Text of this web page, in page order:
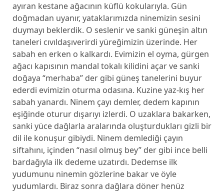
ayıran kestane ağacının küflü kokularıyla. Gün
doğmadan uyanır, yataklarımızda ninemizin sesini
duymayı beklerdik. O seslenir ve sanki güneşin altın
taneleri cıvıldaşıverirdi yüreğimizin üzerinde. Her
sabah en erken o kalkardı. Evimizin el oyma, gürgen
ağacı kapısının mandal tokalı kilidini açar ve sanki
doğaya “merhaba” der gibi güneş tanelerini buyur
ederdi evimizin oturma odasına. Kuzine yaz-kış her
sabah yanardı. Ninem çayı demler, dedem kapının
eşiğinde oturur dışarıyı izlerdi. O uzaklara bakarken,
sanki yüce dağlarla aralarında oluşturdukları gizli bir
dil ile konuşur gibiydi. Ninem demlediği çayın
siftahını, içinden “nasıl olmuş bey” der gibi ince belli
bardağıyla ilk dedeme uzatırdı. Dedemse ilk
yudumunu ninemin gözlerine bakar ve öyle
yudumlardı. Biraz sonra dağlara döner henüz